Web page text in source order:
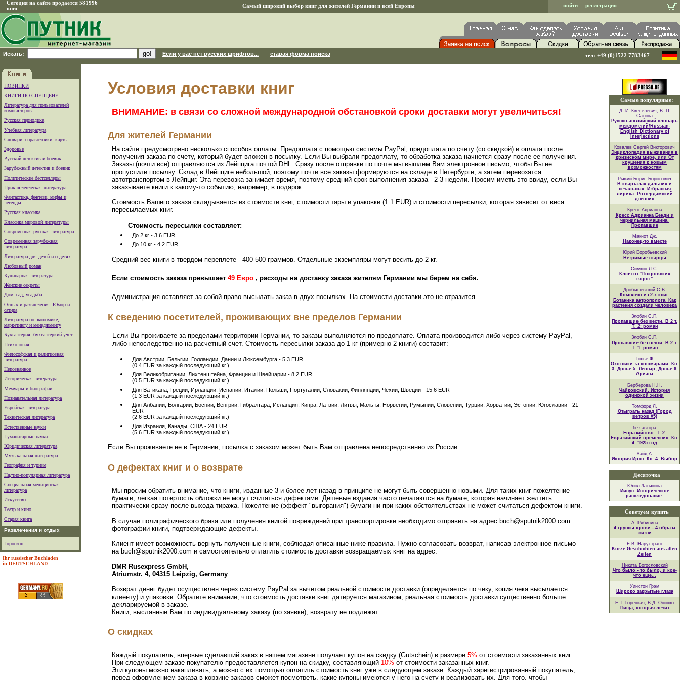
Сегодня на сайте продается 581996
книг
Самый широкий выбор книг для жителей Германии и всей Европы войти регистрация
Искать: Если у вас нет русских шрифтов... старая форма поиска тел: +49 (0)1522 7783467
НОВИНКИ
КНИГИ ПО СПЕЦЦЕНЕ
Литература для пользователей
компьютеров
Русская периодика
Учебная литература
Словари, справочники, карты
Здоровье
Русский детектив и боевик
Зарубежный детектив и боевик
Политические бестселлеры
Приключенческая литература
Фантастика, фэнтези, мифы и
легенды
Русская классика
Классика мировой литературы
Современная русская литература
Современная зарубежная
литература
Литература для детей и о детях
Любовный роман
Кулинарная литература
Женские секреты
Дом, сад, усадьба
Отдых и развлечения. Юмор и
сатира
Литература по экономике,
маркетингу и менеджменту
Бухгалтерия, бухгалтеркий учет
Психология
Философская и религиозная
литература
Непознанное
Историческая литература
Мемуары и биографии
Познавательная литература
Еврейская литература
Техническая литература
Естественные науки
Гуманитарные науки
Юридическая литература
Музыкальная литература
География и туризм
Научно-популярная литература
Специальная медицинская
литература
Искусство
Театр и кино
Старая книга
Развлечения и отдых
Гороскоп
Ihr russischer Buchladen
in DEUTSCHLAND
Условия доставки книг
ВНИМАНИЕ: в связи со сложной международной обстановкой сроки доставки могут увеличиться!
Для жителей Германии
На сайте предусмотрено несколько способов оплаты. Предоплата с помощью системы PayPal, предоплата по счету (со скидкой) и оплата после
получения заказа по счету, который будет вложен в посылку. Если Вы выбрали предоплату, то обработка заказа начнется сразу после ее получения.
Заказы (почти все) отправляются из Лейпцига почтой DHL. Сразу после отправки по почте мы вышлем Вам электронное письмо, чтобы Вы не
пропустили посылку. Склад в Лейпциге небольшой, поэтому почти все заказы формируются на складе в Петербурге, а затем перевозятся
автотранспортом в Лейпциг. Эта перевозка занимает время, поэтому средний срок выполнения заказа - 2-3 недели. Просим иметь это ввиду, если Вы
заказываете книги к какому-то событию, например, в подарок.
Стоимость Вашего заказа складывается из стоимости книг, стоимости тары и упаковки (1.1 EUR) и стоимости пересылки, которая зависит от веса
пересылаемых книг.
Стоимость пересылки составляет:
До 2 кг - 3.6 EUR
До 10 кг - 4.2 EUR
Средний вес книги в твердом переплете - 400-500 граммов. Отдельные экземпляры могут весить до 2 кг.
Если стоимость заказа превышает 49 Евро , расходы на доставку заказа жителям Германии мы берем на себя.
Администрация оставляет за собой право высылать заказ в двух посылках. На стоимости доставки это не отразится.
К сведению посетителей, проживающих вне пределов Германии
Если Вы проживаете за пределами территории Германии, то заказы выполняются по предоплате. Оплата производится либо через систему PayPal,
либо непоследственно на расчетный счет. Стоимость пересылки заказа до 1 кг (примерно 2 книги) составит:
Для Австрии, Бельгии, Голландии, Дании и Люксембурга - 5.3 EUR
(0.4 EUR за каждый последующий кг.)
Для Великобритании, Лихтенштейна, Франции и Швейцарии - 8.2 EUR
(0.5 EUR за каждый последующий кг.)
Для Ватикана, Греции, Ирландии, Испании, Италии, Польши, Португалии, Словакии, Финляндии, Чехии, Швеции - 15.6 EUR
(1.3 EUR за каждый последующий кг.)
Для Албании, Болгарии, Боснии, Венгрии, Гибралтара, Исландия, Кипра, Латвии, Литвы, Мальты, Норвегии, Румынии, Словении, Турции, Хорватии, Эстонии, Югославии - 21
EUR
(2.6 EUR за каждый последующий кг.)
Для Израиля, Канады, США - 24 EUR
(5.6 EUR за каждый последующий кг.)
Если Вы проживаете не в Германии, посылка с заказом может быть Вам отправлена непосредственно из России.
О дефектах книг и о возврате
Мы просим обратить внимание, что книги, изданные 3 и более лет назад в принципе не могут быть совершенно новыми. Для таких книг пожелтение
бумаги, легкая потертость обложки не могут считаться дефектами. Дешевые издания часто печатаются на бумаге, которая начинает желтеть
практически сразу после выхода тиража. Пожелтение (эффект "выгорания") бумаги ни при каких обстоятельствах не может считаться дефектом книги.
В случае полиграфического брака или получения книгой повреждений при транспортировке необходимо отправить на адрес buch@sputnik2000.com
фотографии книги, подтверждающие дефекты.
Клиент имеет возможность вернуть полученные книги, соблюдая описанные ниже правила. Нужно согласовать возврат, написав электронное письмо
на buch@sputnik2000.com и самостоятельно оплатить стоимость доставки возвращаемых книг на адрес:
DMR Rusexpress GmbH,
Atriumstr. 4, 04315 Leipzig, Germany
Возврат денег будет осуществлен через систему PayPal за вычетом реальной стоимости доставки (определяется по чеку, копия чека высылается
клиенту) и упаковки. Обратите внимание, что стоимость доставки книг датируется магазином, реальная стоимость доставки существенно больше
декларируемой в заказе.
Книги, высланные Вам по индивидуальному заказу (по заявке), возврату не подлежат.
О скидках
Каждый покупатель, впервые сделавший заказ в нашем магазине получает купон на скидку (Gutschein) в размере 5% от стоимости заказанных книг.
При следующем заказе покупателю предоставляется купон на скидку, составляющий 10% от стоимости заказанных книг.
Эти купоны можно накапливать, а можно с их помощью оплатить стоимость книг уже в следующем заказе. Каждый зарегистрированный покупатель,
перед оформлением заказа в корзине заказов сможет посмотреть, какие купоны имеются у него на счету и реализовать их. Для того, чтобы
Самые популярные:
Д. И. Квеселевич, В. П.
Сасина
Русско-английский словарь
междометий/Russian-
English Dictionary of
Interjections
Ковалев Сергей Викторович
Энциклопедия выживания в
кризисном мире, или От
крушения к новым
возможностям
Рыжий Борис Борисович
В кварталах дальних и
печальных. Избранная
лирика. Роттердамский
дневник
Кресс Адрианна
Кресс Адрианна Бенди и
чернильная машина.
Пропавшие
Макнот Дж.
Наконец-то вместе
Юрий Воробьевский
Незримые старцы
Симкин Л.С.
Ключ от "Покровских
ворот"
Дробышевский С.В.
Комплект из 2-х книг:
Ботаника антрополога. Как
растения создали человека
Злобин С.П.
Пропавшие без вести. В 2 т.
Т. 2: роман
Злобин С.П.
Пропавшие без вести. В 2 т.
Т. 1: роман
Тилье Ф.
Охотники за кошмарами. Кн.
3. Досье 5: Леонар; Досье 6:
Ариана
Берберова Н.Н.
Чайковский. История
одинокой жизни
Томфорд Л.
Отыграть назад (Город
ветров #5)
без автора
Евразийство. Т. 2.
Евразийский временник. Кн.
4, 1925 год
Хайд А.
История Ирэн. Кн. 4: Выбор
Десяточка
Юлия Латынина
Иисус. Историческое
расследование.
Советуем купить
А. Рябинина
4 группы крови - 4 образа
жизни
Е.В. Нарустранг
Kurze Geschichten aus allen
Zeiten
Никита Богословский
Что было - то было, и кое-
что еще...
Уинстон Грэм
Широко закрытые глаза
Е.Т. Горецкая, В.Д. Онипко
Пища, которая лечит